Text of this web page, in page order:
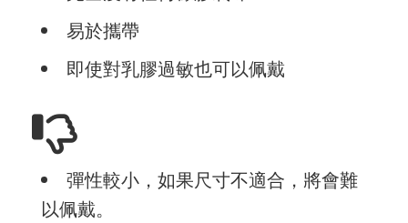
易於攜帶
即使對乳膠過敏也可以佩戴
彈性較小，如果尺寸不適合，將會難
以佩戴。